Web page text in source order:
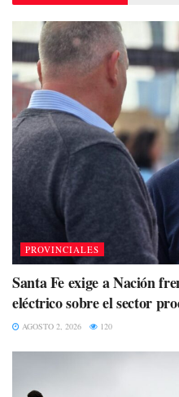
PROVINCIALES
Santa Fe exige a Nación
eléctrico sobre el sector
AGOSTO 2, 2026 120